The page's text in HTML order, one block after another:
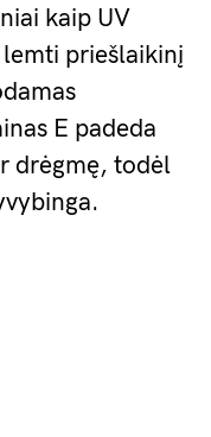
kaip UV
priešlaikinį
E padeda
drėgmę, todėl